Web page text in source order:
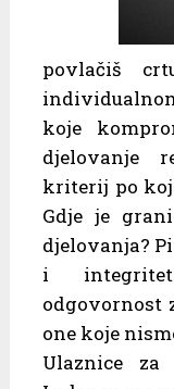
povlačiš
koje
djelovanje
kriterij po
Gdje je
djelovanja?
i
odgovornost
one koje
Ulaznice